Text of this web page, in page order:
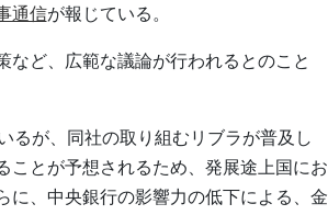
通信が報じている。
など、広範な議論が行われるとのこと
るが、同社の取り組むリブラが普及し
ことが予想されるため、発展途上国にお
に、中央銀行の影響力の低下による、金